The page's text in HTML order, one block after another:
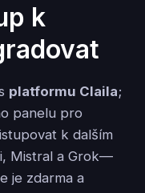
k
platformu Claila;
panelu pro
k dalším
Mistral a Grok—
je zdarma a